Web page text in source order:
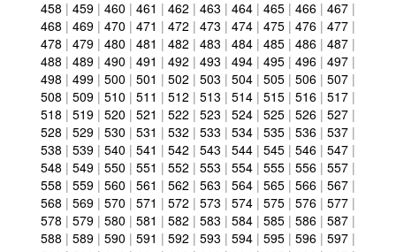
458 | 459 | 460 | 461 | 462 | 463 | 464 | 465 | 466 | 467 |
468 | 469 | 470 | 471 | 472 | 473 | 474 | 475 | 476 | 477 |
478 | 479 | 480 | 481 | 482 | 483 | 484 | 485 | 486 | 487 |
488 | 489 | 490 | 491 | 492 | 493 | 494 | 495 | 496 | 497 |
498 | 499 | 500 | 501 | 502 | 503 | 504 | 505 | 506 | 507 |
508 | 509 | 510 | 511 | 512 | 513 | 514 | 515 | 516 | 517 |
518 | 519 | 520 | 521 | 522 | 523 | 524 | 525 | 526 | 527 |
528 | 529 | 530 | 531 | 532 | 533 | 534 | 535 | 536 | 537 |
538 | 539 | 540 | 541 | 542 | 543 | 544 | 545 | 546 | 547 |
548 | 549 | 550 | 551 | 552 | 553 | 554 | 555 | 556 | 557 |
558 | 559 | 560 | 561 | 562 | 563 | 564 | 565 | 566 | 567 |
568 | 569 | 570 | 571 | 572 | 573 | 574 | 575 | 576 | 577 |
578 | 579 | 580 | 581 | 582 | 583 | 584 | 585 | 586 | 587 |
588 | 589 | 590 | 591 | 592 | 593 | 594 | 595 | 596 | 597 |